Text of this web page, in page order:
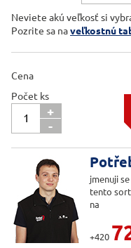
Neviete akú veľkosť si
Pozrite sa naveľkostnú
Cena
Počet ks
+
-
jmenuji
tento
na
+420